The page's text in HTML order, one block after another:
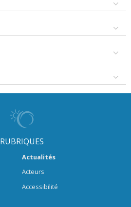
RUBRIQUES
Actualités
Acteurs
Accessibilité